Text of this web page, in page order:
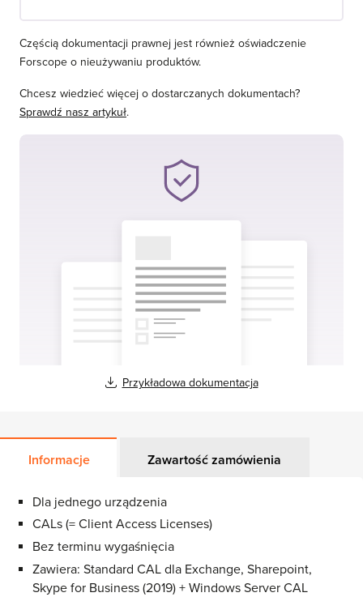
Częścią dokumentacji prawnej jest również oświadczenie
Forscope o nieużywaniu produktów.
Chcesz wiedzieć więcej o dostarczanych dokumentach?
Sprawdź nasz artykuł.
Przykładowa dokumentacja
Informacje Zawartość zamówienia
Dla jednego urządzenia
CALs (= Client Access Licenses)
Bez terminu wygaśnięcia
Zawiera: Standard CAL dla Exchange, Sharepoint,
Skype for Business (2019) + Windows Server CAL